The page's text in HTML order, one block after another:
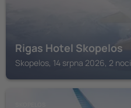
Rigas Hotel Skopelos
Skopelos, 14 srpna 2026, 2 noci